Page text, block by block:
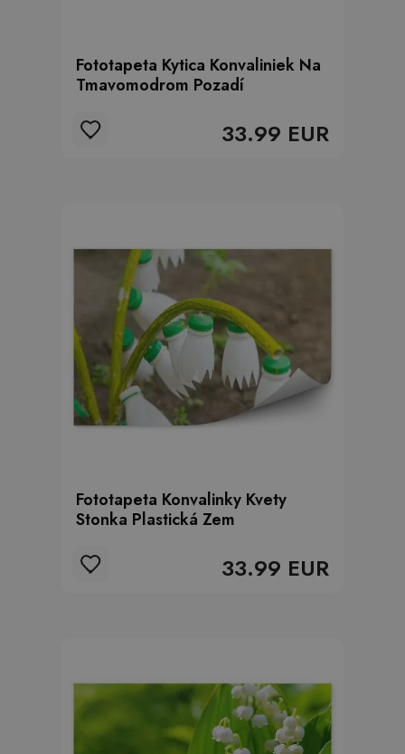
Fototapeta Kytica Konvaliniek Na
Tmavomodrom Pozadí
33.99 EUR
Fototapeta Konvalinky Kvety
Stonka Plastická Zem
33.99 EUR